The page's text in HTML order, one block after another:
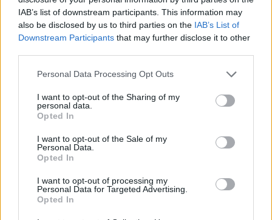
IAB’s list of downstream participants. This information may
also be disclosed by us to third parties on the IAB’s List of
Downstream Participants that may further disclose it to other
Please note that this website/app uses one or more Google
not limited to your visit or usage behaviour. You may click to
grant or deny consent to Google and its third-party tags to
use your data for below specified purposes in below Google
consent section.
Personal Data Processing Opt Outs
I want to opt-out of the Sharing of my
personal data.
Opted In
I want to opt-out of the Sale of my
Personal Data.
Opted In
I want to opt-out of processing my
Personal Data for Targeted Advertising.
Opted In
Continua a leggere